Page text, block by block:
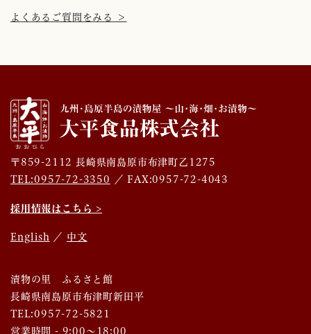
よくあるご質問をみる ＞
〒859-2112 長崎県南島原市布津町乙1275
TEL:0957-72-3350 ／ FAX:0957-72-4043
採用情報はこちら >
English ／ 中文
漬物の里 ふるさと館
長崎県南島原市布津町新田平
TEL:0957-72-5821
営業時間 - 9:00～18:00